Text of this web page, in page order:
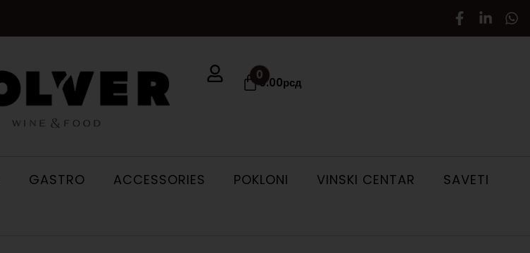
0.00рсд
0
GASTRO ACCESSORIES POKLONI VINSKI CENTAR
SAVETI